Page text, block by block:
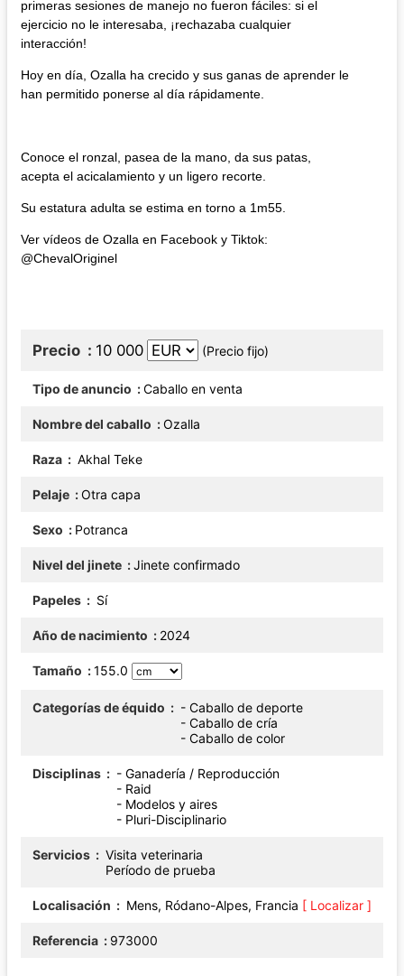
primeras sesiones de manejo no fueron fáciles: si el
ejercicio no le interesaba, ¡rechazaba cualquier
interacción!
Hoy en día, Ozalla ha crecido y sus ganas de aprender le
han permitido ponerse al día rápidamente.
Conoce el ronzal, pasea de la mano, da sus patas,
acepta el acicalamiento y un ligero recorte.
Su estatura adulta se estima en torno a 1m55.
Ver vídeos de Ozalla en Facebook y Tiktok:
@ChevalOriginel
Precio 10 000 (Precio fijo)
Tipo de anuncio Caballo en venta
Nombre del caballo Ozalla
Raza Akhal Teke
Pelaje Otra capa
Sexo Potranca
Nivel del jinete Jinete confirmado
Papeles Sí
Año de nacimiento 2024
Tamaño 155.0
Categorías de équido
- Caballo de deporte
- Caballo de cría
- Caballo de color
Disciplinas
- Ganadería / Reproducción
- Raid
- Modelos y aires
- Pluri-Disciplinario
Servicios
Visita veterinaria
Período de prueba
Localisación Mens, Ródano-Alpes, Francia [ Localizar ]
Referencia 973000